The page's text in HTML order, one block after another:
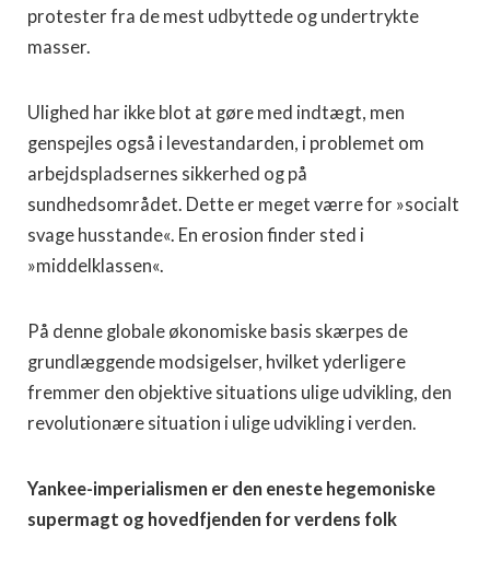
protester fra de mest udbyttede og undertrykte
masser.
Ulighed har ikke blot at gøre med indtægt, men
genspejles også i levestandarden, i problemet om
arbejdspladsernes sikkerhed og på
sundhedsområdet. Dette er meget værre for »socialt
svage husstande«. En erosion finder sted i
»middelklassen«.
På denne globale økonomiske basis skærpes de
grundlæggende modsigelser, hvilket yderligere
fremmer den objektive situations ulige udvikling, den
revolutionære situation i ulige udvikling i verden.
Yankee-imperialismen er den eneste hegemoniske
supermagt og hovedfjenden for verdens folk